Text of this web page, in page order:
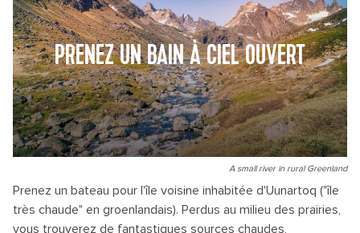
PRENEZ UN BAIN À CIEL OUVERT
A small river in rural Greenland
Prenez un bateau pour l'île voisine inhabitée d'Uunartoq ("île
très chaude" en groenlandais). Perdus au milieu des prairies,
vous trouverez de fantastiques sources chaudes,